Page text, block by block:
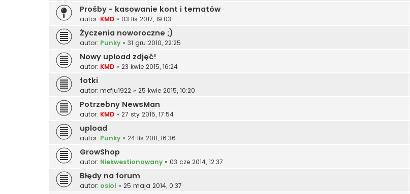
Prośby - kasowanie kont i tematów
autor: KMD » 03 lis 2017, 19:03
Życzenia noworoczne ;)
autor: Punky » 31 gru 2010, 22:25
Nowy upload zdjęć!
autor: KMD » 23 kwie 2015, 16:24
fotki
autor: mefju1922 » 25 kwie 2015, 10:20
Potrzebny NewsMan
autor: KMD » 27 sty 2015, 17:54
upload
autor: Punky » 24 lis 2011, 16:36
GrowShop
autor: Niekwestionowany » 03 cze 2014, 12:37
Błędy na forum
autor: osiol » 25 maja 2014, 0:37